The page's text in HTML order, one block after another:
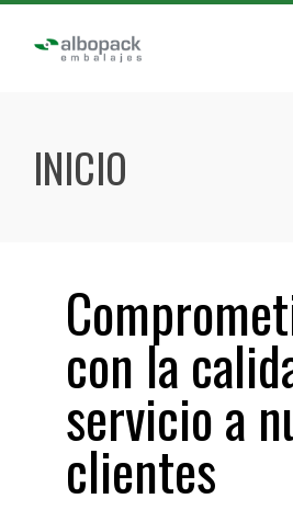
INICIO
con la
servicio a
clientes